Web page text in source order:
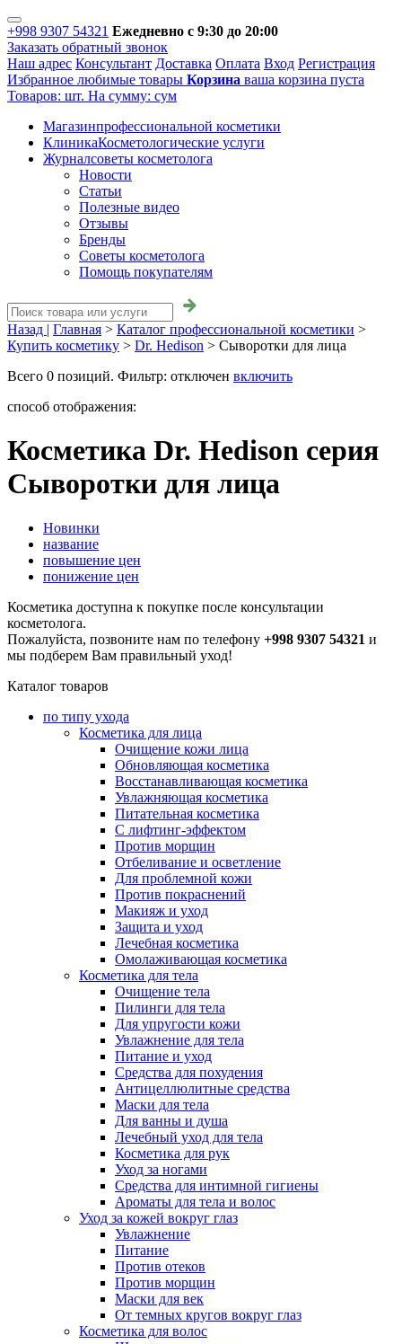
+998 9307 54321 Ежедневно с 9:30 до 20:00
Заказать обратный звонок
Наш адрес Консультант Доставка Оплата Вход Регистрация
Избранное любимые товары Корзина ваша корзина пуста
Товаров: шт. На сумму: сум
Магазинпрофессиональной косметики
КлиникаКосметологические услуги
Журналсоветы косметолога
Новости
Статьи
Полезные видео
Отзывы
Бренды
Советы косметолога
Помощь покупателям
Назад | Главная > Каталог профессиональной косметики >
Купить косметику > Dr. Hedison > Сыворотки для лица
Всего 0 позиций. Фильтр: отключен включить
способ отображения:
Косметика Dr. Hedison серия
Сыворотки для лица
Новинки
название
повышение цен
понижение цен
Косметика доступна к покупке после консультации
косметолога.
Пожалуйста, позвоните нам по телефону +998 9307 54321 и
мы подберем Вам правильный уход!
Каталог товаров
по типу ухода
Косметика для лица
Очищение кожи лица
Обновляющая косметика
Восстанавливающая косметика
Увлажняющая косметика
Питательная косметика
С лифтинг-эффектом
Против морщин
Отбеливание и осветление
Для проблемной кожи
Против покраснений
Макияж и уход
Защита и уход
Лечебная косметика
Омолаживающая косметика
Косметика для тела
Очищение тела
Пилинги для тела
Для упругости кожи
Увлажнение для тела
Питание и уход
Средства для похудения
Антицеллюлитные средства
Маски для тела
Для ванны и душа
Лечебный уход для тела
Косметика для рук
Уход за ногами
Средства для интимной гигиены
Ароматы для тела и волос
Уход за кожей вокруг глаз
Увлажнение
Питание
Против отеков
Против морщин
Маски для век
От темных кругов вокруг глаз
Косметика для волос